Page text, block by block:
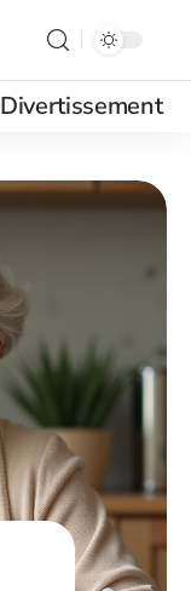
Divertissement